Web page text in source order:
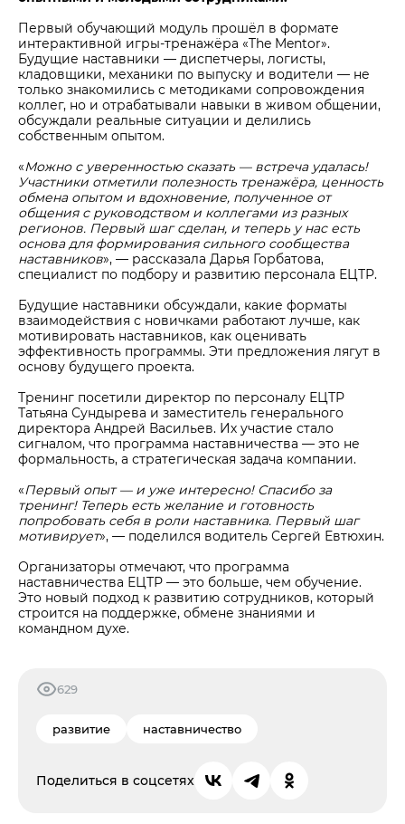
Первый обучающий модуль прошёл в формате
интерактивной игры-тренажёра «The Mentor».
Будущие наставники — диспетчеры, логисты,
кладовщики, механики по выпуску и водители — не
только знакомились с методиками сопровождения
коллег, но и отрабатывали навыки в живом общении,
обсуждали реальные ситуации и делились
собственным опытом.
«Можно с уверенностью сказать — встреча удалась!
Участники отметили полезность тренажёра, ценность
обмена опытом и вдохновение, полученное от
общения с руководством и коллегами из разных
регионов. Первый шаг сделан, и теперь у нас есть
основа для формирования сильного сообщества
наставников», — рассказала Дарья Горбатова,
специалист по подбору и развитию персонала ЕЦТР.
Будущие наставники обсуждали, какие форматы
взаимодействия с новичками работают лучше, как
мотивировать наставников, как оценивать
эффективность программы. Эти предложения лягут в
основу будущего проекта.
Тренинг посетили директор по персоналу ЕЦТР
Татьяна Сундырева и заместитель генерального
директора Андрей Васильев. Их участие стало
сигналом, что программа наставничества — это не
формальность, а стратегическая задача компании.
«Первый опыт — и уже интересно! Спасибо за
тренинг! Теперь есть желание и готовность
попробовать себя в роли наставника. Первый шаг
мотивирует», — поделился водитель Сергей Евтюхин.
Организаторы отмечают, что программа
наставничества ЕЦТР — это больше, чем обучение.
Это новый подход к развитию сотрудников, который
строится на поддержке, обмене знаниями и
командном духе.
629
развитие наставничество
Поделиться в соцсетях